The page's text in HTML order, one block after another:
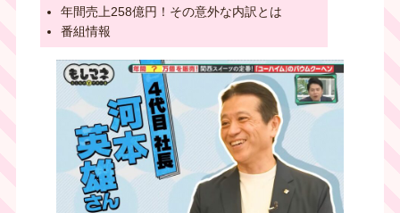
年間売上258億円！その意外な内訳とは
番組情報